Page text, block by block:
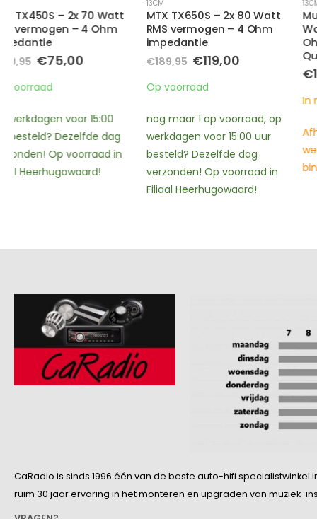
MTX TX650S – 2x 80 Watt
RMS vermogen – 4 Ohm
impedantie
€189,95 Oorspronkelijke
€119,00 Huidige
€119,00.
Op voorraad
nog maar 1 op voorraad, op
werkdagen voor 15:00 uur
besteld? Dezelfde dag
verzonden! Op voorraad in
MusWay MS5.2C – 2x 90
Watt RMS vermogen – 3
Ohm impedantie – Sound
Quality
Afhalen binnen 2 – 3
werkdagen en Verzending
binnen 3 – 4 werkdagen
CaRadio is sinds 1996 één van de beste auto-hifi
ruim 30 jaar ervaring in het monteren en upgraden van muziek-